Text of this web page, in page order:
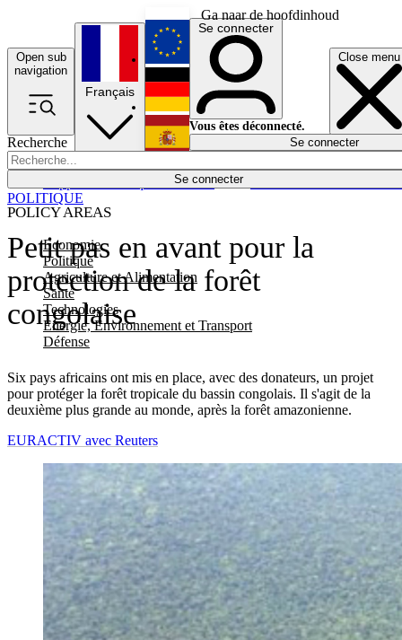
Ga naar de hoofdinhoud
Open sub
navigation
Close menu
Recherche
Se connecter
POLICY AREAS
Economie
Politique
Agriculture et Alimentation
Santé
Technologies
Energie, Environnement et Transport
Défense
Économie
Français
English
Deutsch
Español
Se connecter
Vous êtes déconnecté.
Se connecter
Petit pas en avant pour la
protection de la forêt
congolaise
Six pays africains ont mis en place, avec des donateurs, un projet
pour protéger la forêt tropicale du bassin congolais. Il s'agit de la
deuxième plus grande au monde, après la forêt amazonienne.
POLITIQUE
EURACTIV avec Reuters